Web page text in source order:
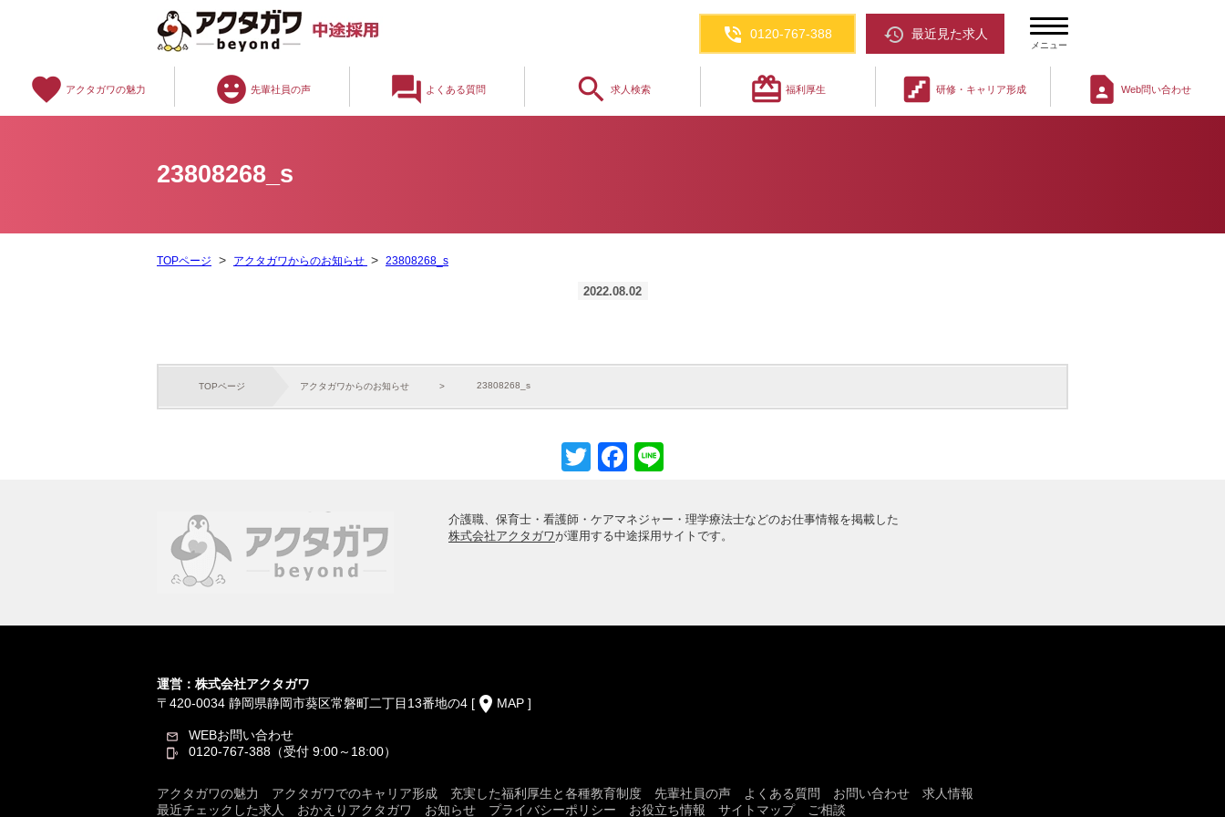
phone_in_talk 0120-767-388 restore 最近見た求人
メニュー
favorite アクタガワの魅力 emoji_emotions 先輩社員の声 question_answer よくある質問 search 求人検索 redeem 福利厚生 stairs 研修・キャリア形成 contact_page Web問い合わせ
23808268_s
TOPページ アクタガワからのお知らせ 23808268_s
2022.08.02
TOPページ アクタガワからのお知らせ 23808268_s
TwitterFacebook
介護職、保育士・看護師・ケアマネジャー・理学療法士などのお仕事情報を掲載した
株式会社アクタガワが運用する中途採用サイトです。
運営：株式会社アクタガワ
〒420-0034 静岡県静岡市葵区常磐町二丁目13番地の4 [ place MAP ]
WEBお問い合わせ
0120-767-388（受付 9:00～18:00）
アクタガワの魅力 アクタガワでのキャリア形成 充実した福利厚生と各種教育制度 先輩社員の声 よくある質問 お問い合わせ
求人情報
最近チェックした求人
おかえりアクタガワ お知らせ プライバシーポリシー お役立ち情報 サイトマップ ご相談